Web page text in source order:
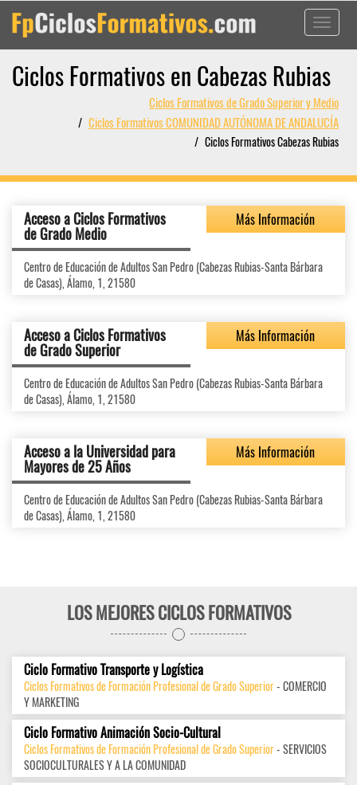
Toggle
Ciclos Formativos en Cabezas Rubias
Ciclos Formativos de Grado Superior y Medio
Ciclos Formativos COMUNIDAD AUTÓNOMA DE ANDALUCÍA
Ciclos Formativos Cabezas Rubias
Acceso a Ciclos Formativos
de Grado Medio
Más Información
Centro de Educación de Adultos San Pedro (Cabezas Rubias-Santa Bárbara
de Casas), Álamo, 1, 21580
Acceso a Ciclos Formativos
de Grado Superior
Más Información
Centro de Educación de Adultos San Pedro (Cabezas Rubias-Santa Bárbara
de Casas), Álamo, 1, 21580
Acceso a la Universidad para
Mayores de 25 Años
Más Información
Centro de Educación de Adultos San Pedro (Cabezas Rubias-Santa Bárbara
de Casas), Álamo, 1, 21580
LOS MEJORES CICLOS FORMATIVOS
Ciclo Formativo Transporte y Logística
Ciclos Formativos de Formación Profesional de Grado Superior- COMERCIO
Y MARKETING
Ciclo Formativo Animación Socio-Cultural
Ciclos Formativos de Formación Profesional de Grado Superior- SERVICIOS
SOCIOCULTURALES Y A LA COMUNIDAD